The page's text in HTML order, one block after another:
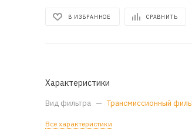
В ИЗБРАННОЕ СРАВНИТЬ
Характеристики
Вид фильтра — Трансмиссионный
Все характеристики